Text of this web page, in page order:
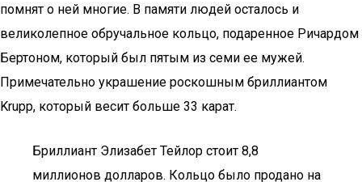
помнят о ней многие. В памяти людей осталось и
великолепное обручальное кольцо, подаренное Ричардом
Бертоном, который был пятым из семи ее мужей.
Примечательно украшение роскошным бриллиантом
Krupp, который весит больше 33 карат.
Бриллиант Элизабет Тейлор стоит 8,8
миллионов долларов. Кольцо было продано на